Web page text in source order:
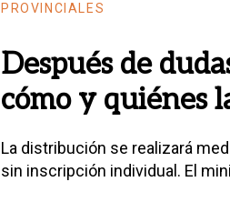
PROVINCIALES
Después de
cómo y quiénes
La distribución se realizará
sin inscripción individual. El